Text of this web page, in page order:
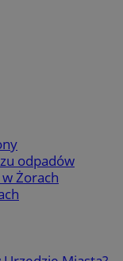
odpadów
Żorach